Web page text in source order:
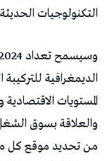
التكنولوجيات
الديمغرافية
المستويات
والعلاقة بسوق
من تحديد موقع كل